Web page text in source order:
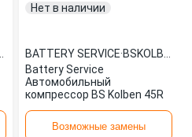
Нет в наличии
BATTERY SERVICE·
Battery Service
Автомобильный
компрессор BS Kolben 45R
Возможные замены